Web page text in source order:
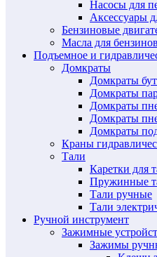
Насосы для
Аксессуары
Бензиновые
Масла для
Подъемное и
Домкраты
Домкраты
Домкраты
Домкраты
Домкраты
Домкраты
Краны
Тали
Каретки для
Пружинные
Тали ручные
Тали
Ручной инструмент
Зажимные
Зажимы